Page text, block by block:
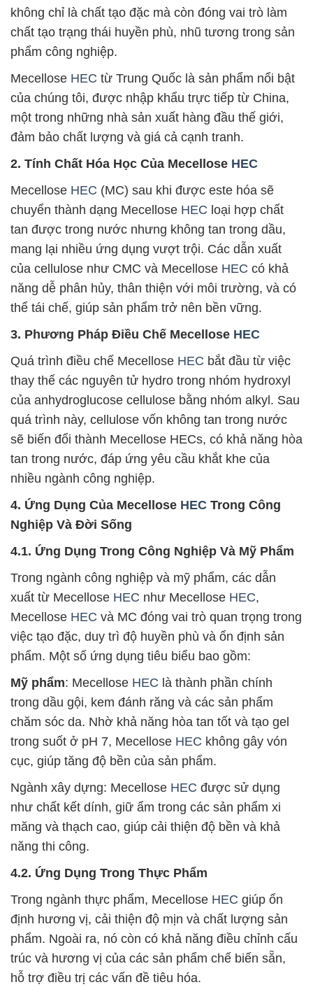
không chỉ là chất tạo đặc mà còn đóng vai trò làm
chất tạo trạng thái huyền phù, nhũ tương trong sản
phẩm công nghiệp.
Mecellose HEC từ Trung Quốc là sản phẩm nổi bật
của chúng tôi, được nhập khẩu trực tiếp từ China,
một trong những nhà sản xuất hàng đầu thế giới,
đảm bảo chất lượng và giá cả cạnh tranh.
2. Tính Chất Hóa Học Của Mecellose HEC
Mecellose HEC (MC) sau khi được este hóa sẽ
chuyển thành dạng Mecellose HEC loại hợp chất
tan được trong nước nhưng không tan trong dầu,
mang lại nhiều ứng dụng vượt trội. Các dẫn xuất
của cellulose như CMC và Mecellose HEC có khả
năng dễ phân hủy, thân thiện với môi trường, và có
thể tái chế, giúp sản phẩm trở nên bền vững.
3. Phương Pháp Điều Chế Mecellose HEC
Quá trình điều chế Mecellose HEC bắt đầu từ việc
thay thế các nguyên tử hydro trong nhóm hydroxyl
của anhydroglucose cellulose bằng nhóm alkyl. Sau
quá trình này, cellulose vốn không tan trong nước
sẽ biến đổi thành Mecellose HECs, có khả năng hòa
tan trong nước, đáp ứng yêu cầu khắt khe của
nhiều ngành công nghiệp.
4. Ứng Dụng Của Mecellose HEC Trong Công
Nghiệp Và Đời Sống
4.1. Ứng Dụng Trong Công Nghiệp Và Mỹ Phẩm
Trong ngành công nghiệp và mỹ phẩm, các dẫn
xuất từ Mecellose HEC như Mecellose HEC,
Mecellose HEC và MC đóng vai trò quan trọng trong
việc tạo đặc, duy trì độ huyền phù và ổn định sản
phẩm. Một số ứng dụng tiêu biểu bao gồm:
Mỹ phẩm: Mecellose HEC là thành phần chính
trong dầu gội, kem đánh răng và các sản phẩm
chăm sóc da. Nhờ khả năng hòa tan tốt và tạo gel
trong suốt ở pH 7, Mecellose HEC không gây vón
cục, giúp tăng độ bền của sản phẩm.
Ngành xây dựng: Mecellose HEC được sử dụng
như chất kết dính, giữ ẩm trong các sản phẩm xi
măng và thạch cao, giúp cải thiện độ bền và khả
năng thi công.
4.2. Ứng Dụng Trong Thực Phẩm
Trong ngành thực phẩm, Mecellose HEC giúp ổn
định hương vị, cải thiện độ mịn và chất lượng sản
phẩm. Ngoài ra, nó còn có khả năng điều chỉnh cấu
trúc và hương vị của các sản phẩm chế biến sẵn,
hỗ trợ điều trị các vấn đề tiêu hóa.